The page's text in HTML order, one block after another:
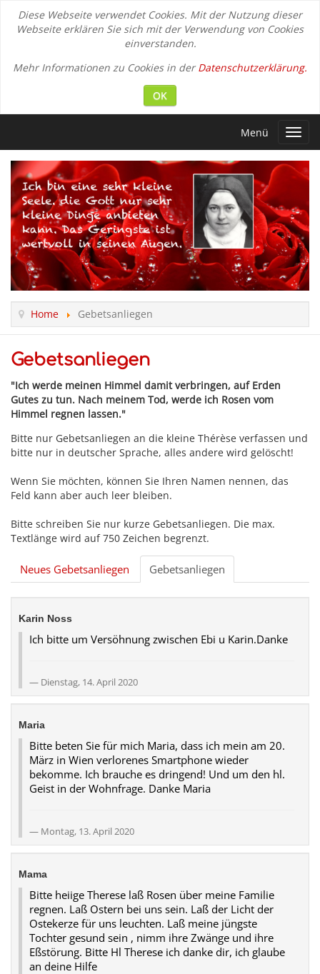
Diese Webseite verwendet Cookies. Mit der Nutzung dieser
Webseite erklären Sie sich mit der Verwendung von Cookies
einverstanden.
Mehr Informationen zu Cookies in derDatenschutzerklärung.
OK
Menü
Home Gebetsanliegen
Gebetsanliegen
"Ich werde meinen Himmel damit verbringen, auf Erden
Gutes zu tun. Nach meinem Tod, werde ich Rosen vom
Himmel regnen lassen."
Bitte nur Gebetsanliegen an die kleine Thérèse verfassen und
bitte nur in deutscher Sprache, alles andere wird gelöscht!
Wenn Sie möchten, können Sie Ihren Namen nennen, das
Feld kann aber auch leer bleiben.
Bitte schreiben Sie nur kurze Gebetsanliegen. Die max.
Textlänge wird auf 750 Zeichen begrenzt.
Neues Gebetsanliegen Gebetsanliegen
Karin Noss
Ich bitte um Versöhnung zwischen Ebi u Karin.Danke
Dienstag, 14. April 2020
Maria
Bitte beten Sie für mich Maria, dass ich mein am 20.
März in Wien verlorenes Smartphone wieder
bekomme. Ich brauche es dringend! Und um den hl.
Geist in der Wohnfrage. Danke Maria
Montag, 13. April 2020
Mama
Bitte heiige Therese laß Rosen über meine Familie
regnen. Laß Ostern bei uns sein. Laß der Licht der
Ostekerze für uns leuchten. Laß meine jüngste
Tochter gesund sein , nimm ihre Zwänge und ihre
Eßstörung. Bitte Hl Therese ich danke dir, ich glaube
an deine Hilfe